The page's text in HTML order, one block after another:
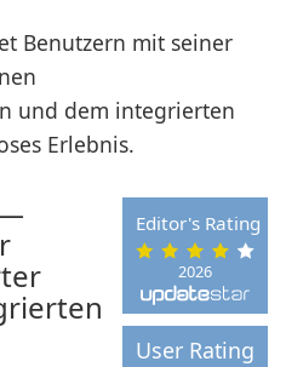
Benutzern mit seiner
und dem integrierten
Erlebnis.
2026
Editor's Rating
User Rating